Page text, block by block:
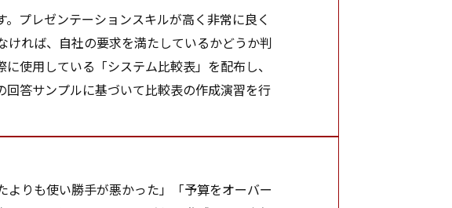
プレゼンテーションスキルが高く非常に良く
れば、自社の要求を満たしているかどうか判
使用している「システム比較表」を配布し、
答サンプルに基づいて比較表の作成演習を行
りも使い勝手が悪かった」「予算をオーバー